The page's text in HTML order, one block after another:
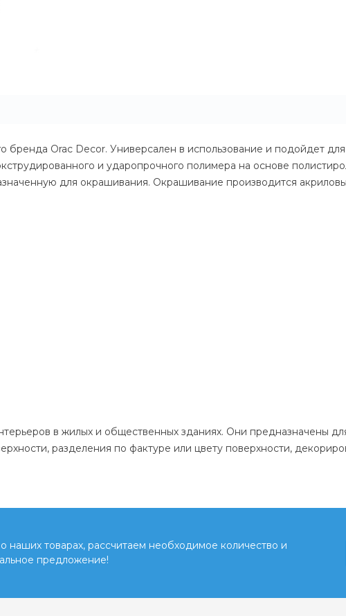
бренда Orac Decor. Универсален в использование и подойдет
и ударопрочного полимера на основе
для окрашивания. Окрашивание производится
в жилых и общественных зданиях. Они предназначены
разделения по фактуре или цвету поверхности,
наших товарах, рассчитаем необходимое количество и
предложение!